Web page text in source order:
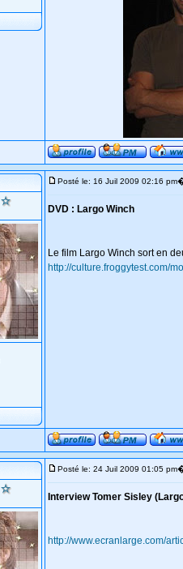
Posté le: 16 Juil 2009 02:16 pm
DVD : Largo Winch
Le film Largo Winch sort en
http://culture.froggytest.com/
Posté le: 24 Juil 2009 01:05 pm
Interview Tomer Sisley
http://www.ecranlarge.com/